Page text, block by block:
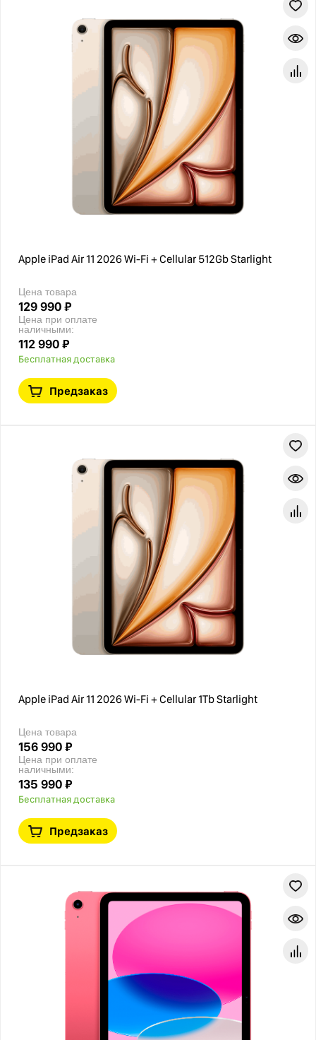
Apple iPad Air 11 2026 Wi-Fi + Cellular 512Gb Starlight
Цена товара
129 990 ₽
Цена при оплате
наличными:
112 990 ₽
Бесплатная доставка
Предзаказ
Apple iPad Air 11 2026 Wi-Fi + Cellular 1Tb Starlight
Цена товара
156 990 ₽
Цена при оплате
наличными:
135 990 ₽
Бесплатная доставка
Предзаказ